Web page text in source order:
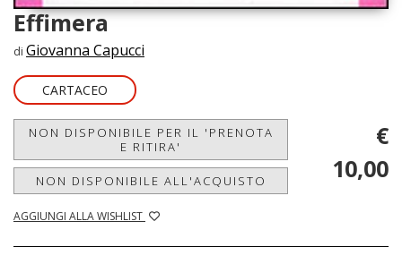
Effimera
di Giovanna Capucci
CARTACEO
NON DISPONIBILE PER IL 'PRENOTA
E RITIRA'
NON DISPONIBILE ALL'ACQUISTO
AGGIUNGI ALLA WISHLIST
€
10,00